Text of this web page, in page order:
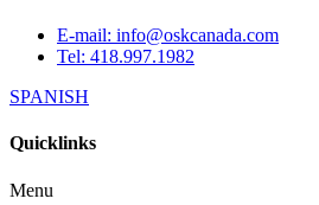
E-mail: info@oskcanada.com
Tel: 418.997.1982
SPANISH
Quicklinks
Menu